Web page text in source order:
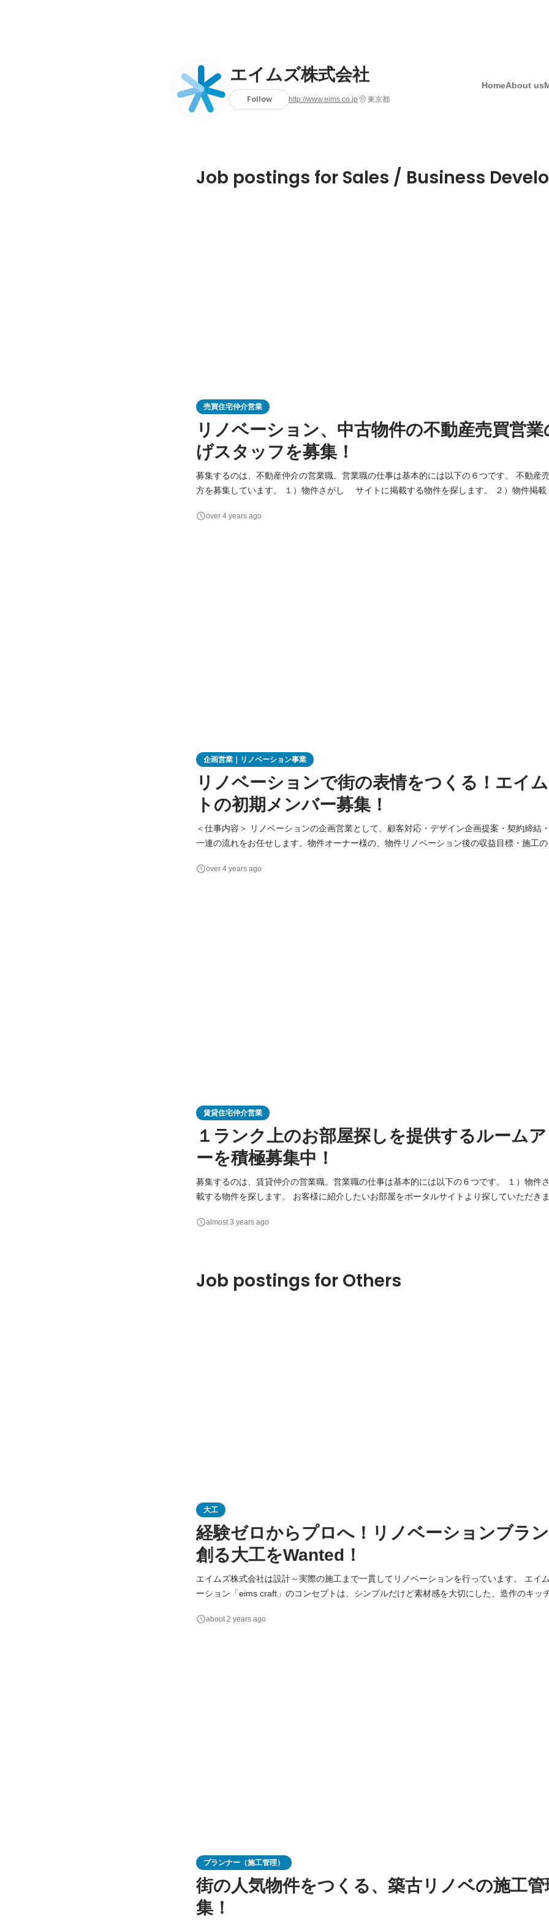
エイムズ株式会社
Follow http://www.eims.co.jp 東京都
HomeAbout us
Job postings for Sales / Business
売買住宅仲介営業
リノベーション、中古物件の不動産売買営
げスタッフを募集！
募集するのは、不動産仲介の営業職。営業職の仕事は基本的には以下の６つです。 不動産
方を募集しています。 １）物件さがし サイトに掲載する物件を探します。 ２）物件掲載 実際に現地を写真
なります。 ３）問い合わせ対応 サイトに物件を掲載すると、お客様からメールまたは
over 4 years ago
企画営業｜リノベーション事業
リノベーションで街の表情をつくる！エイ
トの初期メンバー募集！
＜仕事内容＞ リノベーションの企画営業として、顧客対応・デザイン企画提案・契約締結
一連の流れをお任せします。物件オーナー様の、物件リノベーション後の収益目標・施工
over 4 years ago
賃貸住宅仲介営業
１ランク上のお部屋探しを提供するルーム
ーを積極募集中！
募集するのは、賃貸仲介の営業職。営業職の仕事は基本的には以下の６つです。 １）物件さがし サイトに掲
載する物件を探します。 お客様に紹介したいお部屋をポータルサイトより探していただきます。 ２）
ともしばしば。お部屋が一番魅力的に映るよう写真撮影を行います。 サイトには月間5万
almost 3 years ago
Job postings for Others
大工
経験ゼロからプロへ！リノベーションブラ
創る大工をWanted！
エイムズ株式会社は設計～実際の施工まで一貫してリノベーションを行っています。 エイ
ーション「eims craft」のコンセプトは、シンプルだけど素材感を大切にした、造作のキッ
なポジション。 エイムズでは自社大工による施工にこだわっています。 それは、オーナー
about 2 years ago
プランナー（施工管理）
街の人気物件をつくる、築古リノベの施工
集！